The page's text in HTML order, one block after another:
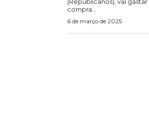
compra...
6 de março de 2025